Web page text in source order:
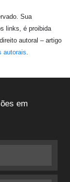
Sua
links, é proibida
autoral – artigo
autorais.
em